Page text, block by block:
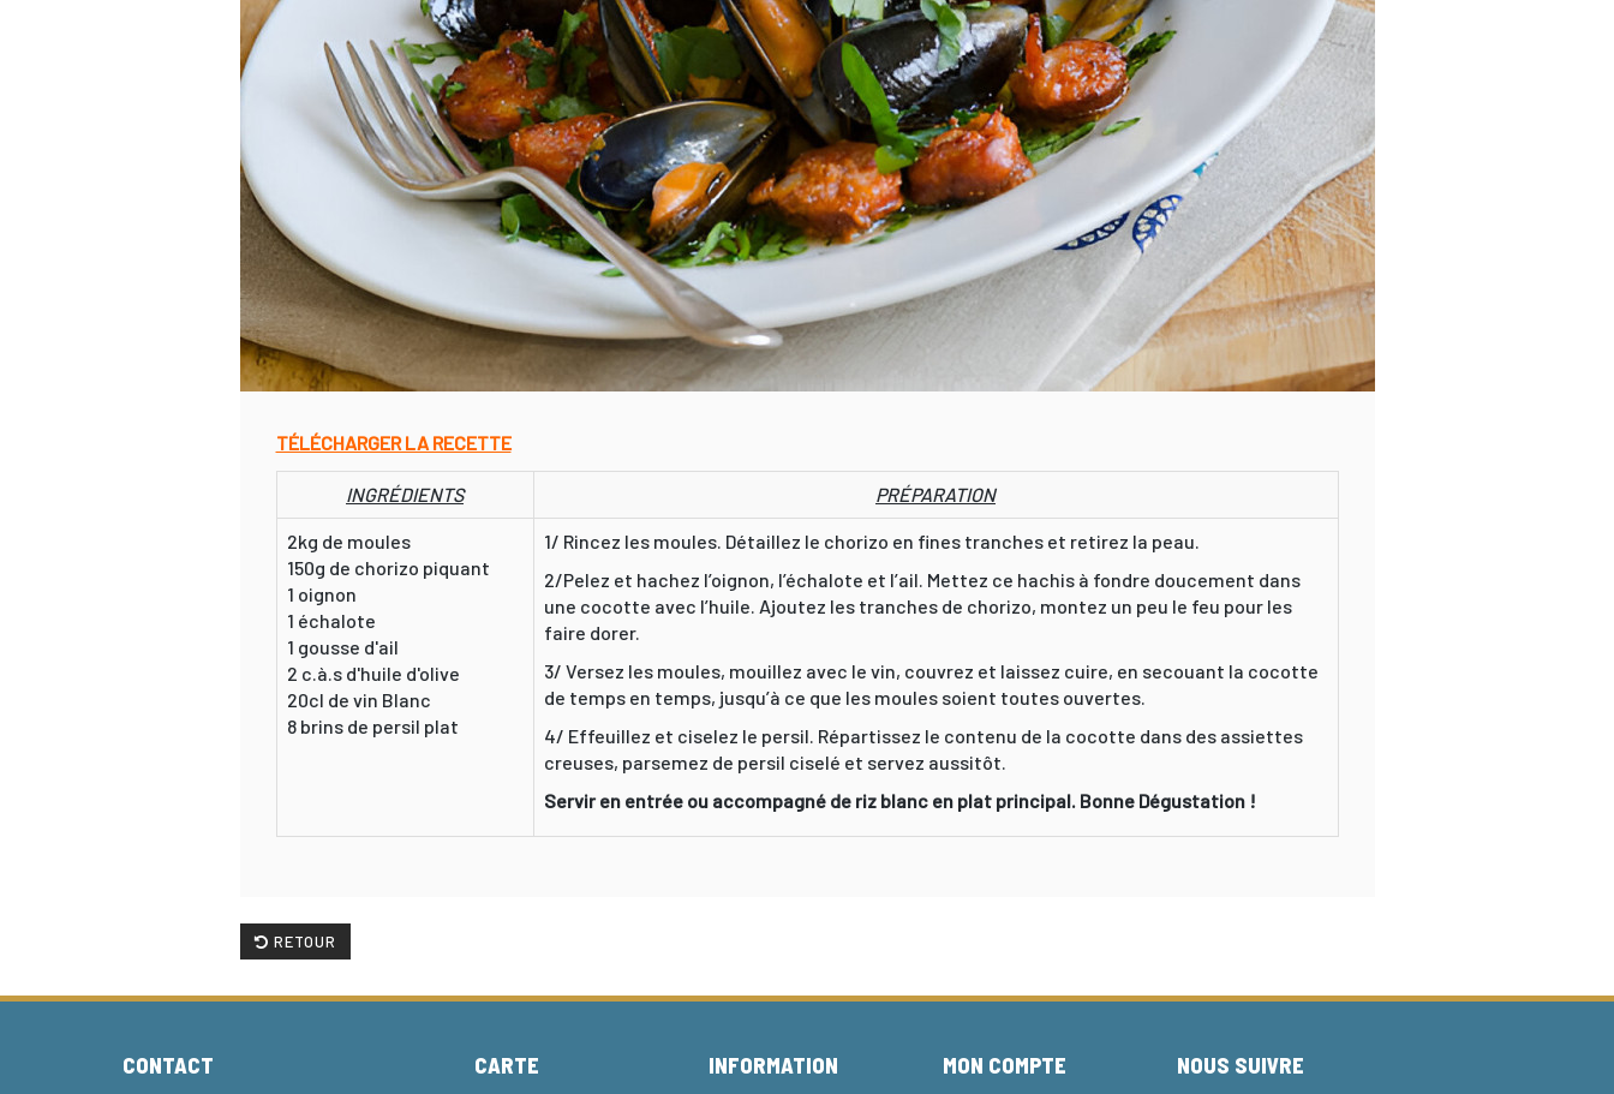
TÉLÉCHARGER LA RECETTE
INGRÉDIENTS PRÉPARATION
2kg de moules
150g de chorizo piquant
1 oignon
1 échalote
1 gousse d'ail
2 c.à.s d'huile d'olive
20cl de vin Blanc
8 brins de persil plat
1/ Rincez les moules. Détaillez le chorizo en fines tranches et retirez la peau.
2/Pelez et hachez l’oignon, l’échalote et l’ail. Mettez ce hachis à fondre doucement dans
une cocotte avec l’huile. Ajoutez les tranches de chorizo, montez un peu le feu pour les
faire dorer.
3/ Versez les moules, mouillez avec le vin, couvrez et laissez cuire, en secouant la cocotte
de temps en temps, jusqu’à ce que les moules soient toutes ouvertes.
4/ Effeuillez et ciselez le persil. Répartissez le contenu de la cocotte dans des assiettes
creuses, parsemez de persil ciselé et servez aussitôt.
Servir en entrée ou accompagné de riz blanc en plat principal. Bonne Dégustation !
RETOUR
CONTACT CARTE INFORMATION MON COMPTE NOUS SUIVRE